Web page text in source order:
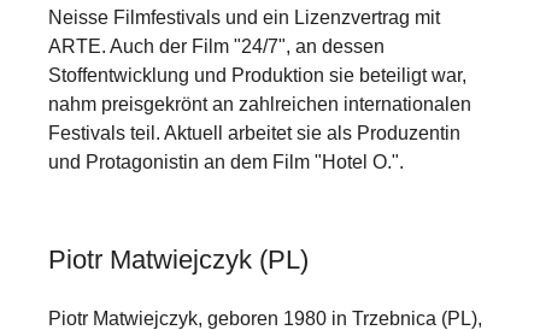
Neisse Filmfestivals und ein Lizenzvertrag mit
ARTE. Auch der Film "24/7", an dessen
Stoffentwicklung und Produktion sie beteiligt war,
nahm preisgekrönt an zahlreichen internationalen
Festivals teil. Aktuell arbeitet sie als Produzentin
und Protagonistin an dem Film "Hotel O.".
Piotr Matwiejczyk (PL)
Piotr Matwiejczyk, geboren 1980 in Trzebnica (PL),